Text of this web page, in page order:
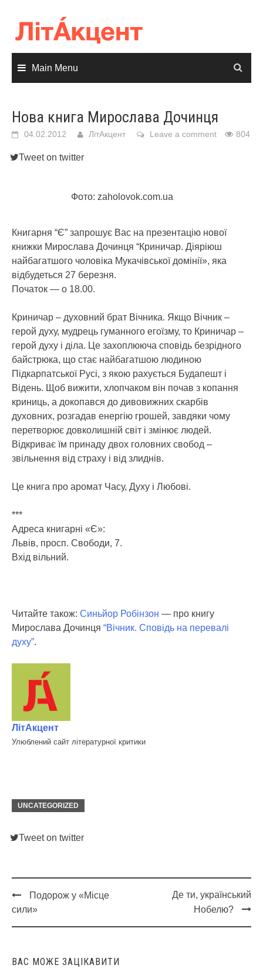
content
Main Menu
Нова книга Мирослава Дочинця
04.02.2012 ЛітАкцент Leave a comment 804
Tweet on twitter
Фото: zaholovok.com.ua
Книгарня “Є” запрошує Вас на презентацію нової
книжки Мирослава Дочинця “Криничар. Діяріюш
найбагатшого чоловіка Мукачівської домінії», яка
відбудеться 27 березня.
Початок — о 18.00.
Криничар – духовний брат Вічника. Якщо Вічник –
герой духу, мудрець гуманного егоїзму, то Криничар –
герой духу і діла. Це захоплююча сповідь безрідного
байстрюка, що стає найбагатшою людиною
Підкарпатської Русі, з якою рахується Будапешт і
Відень. Щоб вижити, хлопчаком він почав з копання
криниць, а докопався до дивовижних скарбів
духовних, розгадав енергію грошей, завдяки чому
перетворює довколишній світ і змінює людей.
Відкриває їм принаду двох головних свобод –
звільнення від страху і від злиднів.
Це книга про аромат Часу, Духу і Любові.
***
Адреса книгарні «Є»:
Львів, просп. Свободи, 7.
Вхід вільний.
Читайте також: Синьйор Робінзон — про книгу
Мирослава Дочинця “Вічник. Сповідь на перевалі
духу”.
ЛітАкцент
Улюблений сайт літературної критики
UNCATEGORIZED
Tweet on twitter
Post
navigation
Подорож у «Місце
сили»
Де ти, український
Нобелю?
ВАС МОЖЕ ЗАЦІКАВИТИ